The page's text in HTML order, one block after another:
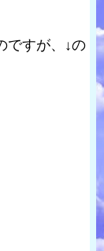
ですが、↓の